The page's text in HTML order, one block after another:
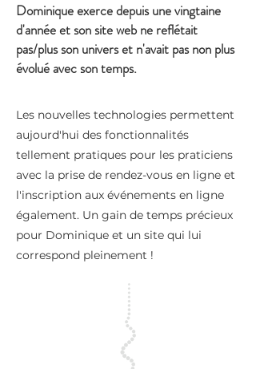
Dominique exerce depuis une vingtaine
d'année et son site web ne reflétait
pas/plus son univers et n'avait pas non plus
évolué avec son temps.
Les nouvelles technologies permettent
aujourd'hui des fonctionnalités
tellement pratiques pour les praticiens
avec la prise de rendez-vous en ligne et
l'inscription aux événements en ligne
également. Un gain de temps précieux
pour Dominique et un site qui lui
correspond pleinement !